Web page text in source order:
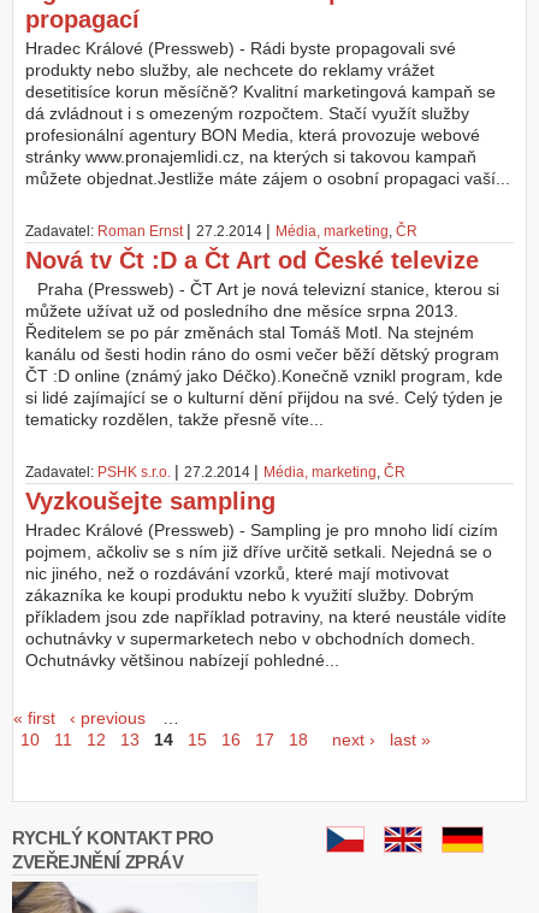
propagací
Hradec Králové (Pressweb) - Rádi byste propagovali své
produkty nebo služby, ale nechcete do reklamy vrážet
desetitisíce korun měsíčně? Kvalitní marketingová kampaň se
dá zvládnout i s omezeným rozpočtem. Stačí využít služby
profesionální agentury BON Media, která provozuje webové
stránky www.pronajemlidi.cz, na kterých si takovou kampaň
můžete objednat.Jestliže máte zájem o osobní propagaci vaší...
Zadavatel: Roman Ernst | 27.2.2014 | Média, marketing, ČR
Nová tv Čt :D a Čt Art od České televize
Praha (Pressweb) - ČT Art je nová televizní stanice, kterou si
můžete užívat už od posledního dne měsíce srpna 2013.
Ředitelem se po pár změnách stal Tomáš Motl. Na stejném
kanálu od šesti hodin ráno do osmi večer běží dětský program
ČT :D online (známý jako Déčko).Konečně vznikl program, kde
si lidé zajímající se o kulturní dění přijdou na své. Celý týden je
tematicky rozdělen, takže přesně víte...
Zadavatel: PSHK s.r.o. | 27.2.2014 | Média, marketing, ČR
Vyzkoušejte sampling
Hradec Králové (Pressweb) - Sampling je pro mnoho lidí cizím
pojmem, ačkoliv se s ním již dříve určitě setkali. Nejedná se o
nic jiného, než o rozdávání vzorků, které mají motivovat
zákazníka ke koupi produktu nebo k využití služby. Dobrým
příkladem jsou zde například potraviny, na které neustále vidíte
ochutnávky v supermarketech nebo v obchodních domech.
Ochutnávky většinou nabízejí pohledné...
Seiten
« first ‹ previous
…
10
11 12 13 14 15 16 17 18 next › last »
RYCHLÝ KONTAKT PRO
ZVEŘEJNĚNÍ ZPRÁV